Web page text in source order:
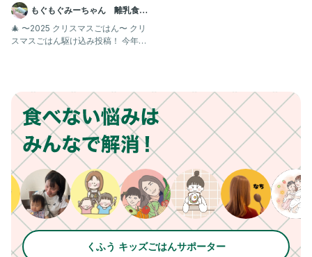
もぐもぐみーちゃん 離乳食・
幼児食記録
🎄 〜2025 クリスマスごはん〜 クリ
スマスごはん駆け込み投稿！ 今年初
くふう キッズごはんサポーター